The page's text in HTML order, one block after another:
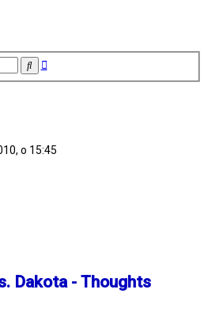
SzukajWyszukiwanie
o 15:45
Dakota - Thoughts